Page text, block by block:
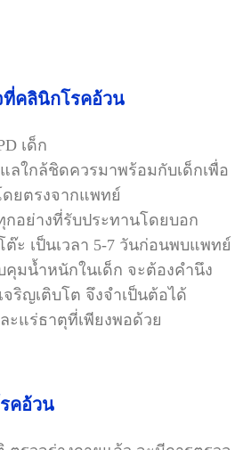
ที่คลินิกโรคอ้วน
เด็ก
ลใกล้ชิดควรมาพร้อมกับเด็กเพื่อ
ยตรงจากแพทย์
อย่างที่รับประทานโดยบอก
ะ เป็นเวลา 5-7 วันก่อนพบแพทย์
คุมน้ำหนักในเด็ก จะต้องคำนึง
จริญเติบโต จึงจำเป็นต้อได้
แร่ธาตุที่เพียงพอด้วย
คอ้วน